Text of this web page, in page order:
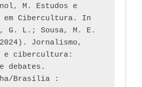
M. Estudos e
em Cibercultura. In
G. L.; Sousa, M. E.
Jornalismo,
e cibercultura:
debates.
Brasília :